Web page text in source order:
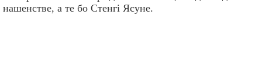
нашенстве, а те бо Стенгi Ясуне.